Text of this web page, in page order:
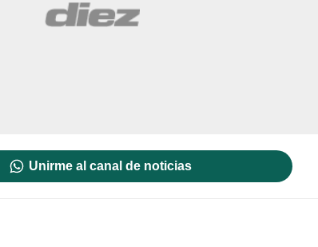
Unirme al canal de noticias